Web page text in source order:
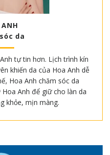
ANH
da
tự tin hơn. Lịch trình kín
khiến da của Hoa Anh dễ
Hoa Anh chăm sóc da
Anh để giữ cho làn da
khỏe, mịn màng.